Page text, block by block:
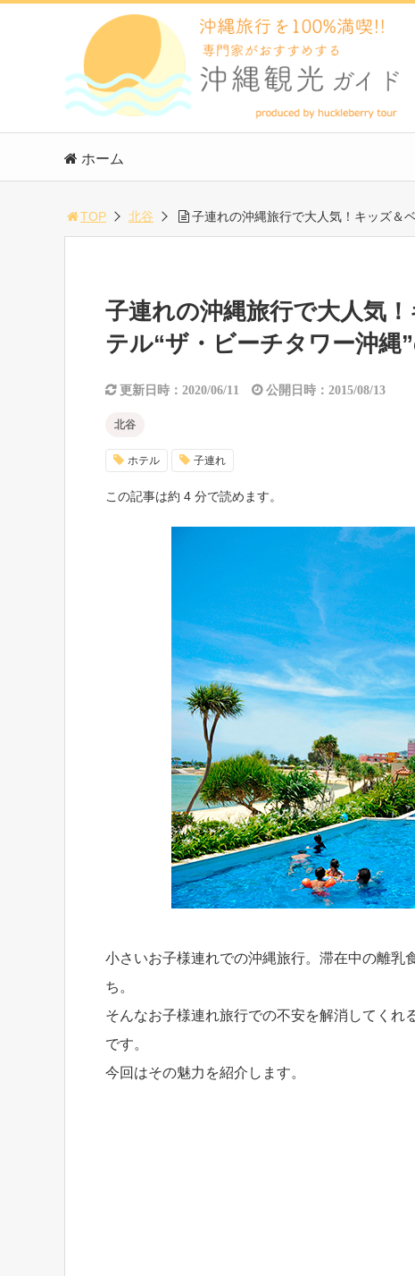
ホーム
TOP 北谷 子連れの沖縄旅行で大人気！キッズ＆
子連れの沖縄旅行で大人気
テル“ザ・ビーチタワー沖縄
更新日時：2020/06/11 公開日時：2015/08/13
北谷
ホテル 子連れ
この記事は約 4 分で読めます。
小さいお子様連れでの沖縄旅行。滞在中の離乳
ち。
そんなお子様連れ旅行での不安を解消してくれ
です。
今回はその魅力を紹介します。